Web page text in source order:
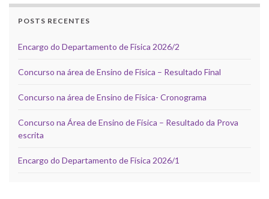
POSTS RECENTES
Encargo do Departamento de Física 2026/2
Concurso na área de Ensino de Física – Resultado Final
Concurso na área de Ensino de Física- Cronograma
Concurso na Área de Ensino de Física – Resultado da Prova
escrita
Encargo do Departamento de Física 2026/1